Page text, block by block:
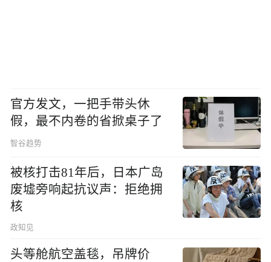
官方发文，一把手带头休
假，最不内卷的省掀桌子了
智谷趋势
被核打击81年后，日本广岛
废墟旁响起抗议声：拒绝拥
核
政知见
头等舱航空盖毯，吊牌价